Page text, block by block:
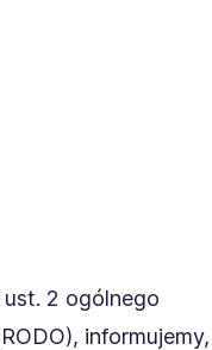
2 ogólnego
informujemy,